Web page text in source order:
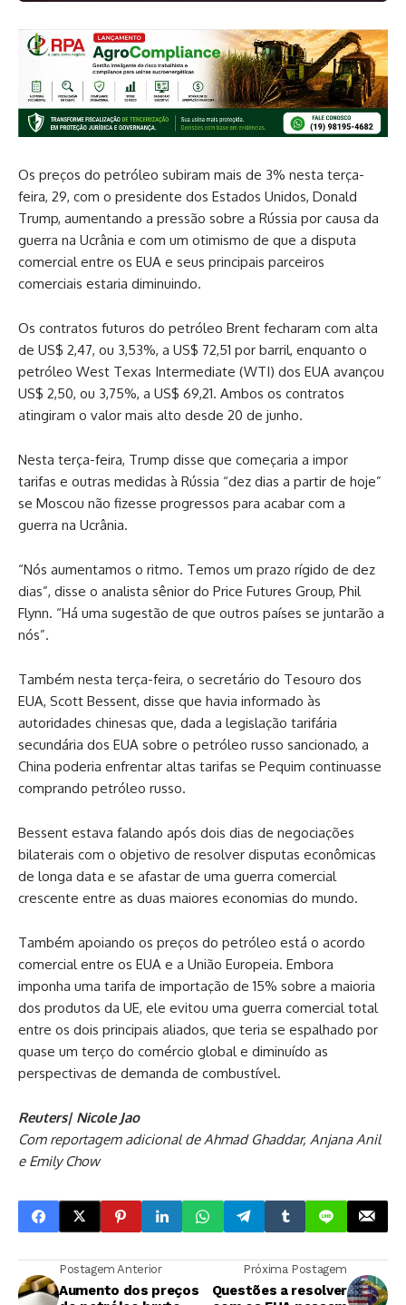
Os preços do petróleo subiram mais de 3% nesta terça-
feira, 29, com o presidente dos Estados Unidos, Donald
Trump, aumentando a pressão sobre a Rússia por causa da
guerra na Ucrânia e com um otimismo de que a disputa
comercial entre os EUA e seus principais parceiros
comerciais estaria diminuindo.
Os contratos futuros do petróleo Brent fecharam com alta
de US$ 2,47, ou 3,53%, a US$ 72,51 por barril, enquanto o
petróleo West Texas Intermediate (WTI) dos EUA avançou
US$ 2,50, ou 3,75%, a US$ 69,21. Ambos os contratos
atingiram o valor mais alto desde 20 de junho.
Nesta terça-feira, Trump disse que começaria a impor
tarifas e outras medidas à Rússia “dez dias a partir de hoje”
se Moscou não fizesse progressos para acabar com a
guerra na Ucrânia.
“Nós aumentamos o ritmo. Temos um prazo rígido de dez
dias”, disse o analista sênior do Price Futures Group, Phil
Flynn. “Há uma sugestão de que outros países se juntarão a
nós”.
Também nesta terça-feira, o secretário do Tesouro dos
EUA, Scott Bessent, disse que havia informado às
autoridades chinesas que, dada a legislação tarifária
secundária dos EUA sobre o petróleo russo sancionado, a
China poderia enfrentar altas tarifas se Pequim continuasse
comprando petróleo russo.
Bessent estava falando após dois dias de negociações
bilaterais com o objetivo de resolver disputas econômicas
de longa data e se afastar de uma guerra comercial
crescente entre as duas maiores economias do mundo.
Também apoiando os preços do petróleo está o acordo
comercial entre os EUA e a União Europeia. Embora
imponha uma tarifa de importação de 15% sobre a maioria
dos produtos da UE, ele evitou uma guerra comercial total
entre os dois principais aliados, que teria se espalhado por
quase um terço do comércio global e diminuído as
perspectivas de demanda de combustível.
Reuters| Nicole Jao
Com reportagem adicional de Ahmad Ghaddar, Anjana Anil
e Emily Chow
Postagem Anterior
Aumento dos preços
Próxima Postagem
Questões a resolver